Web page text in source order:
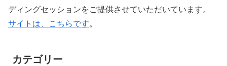
ディングセッションをご提供させていただいています。
サイトは、こちらです。
カテゴリー